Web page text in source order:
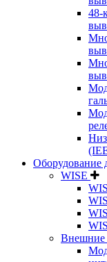
48-
Оборудование
WISE
Внешние